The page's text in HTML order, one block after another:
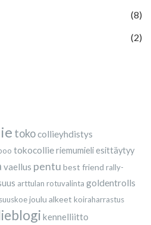
(8)
(2)
tokocollieyhdistys
tokocollieriemumieli esittäytyy
vaellus pentu best friend rally-
arttulan rotuvalinta goldentrolls
joulu alkeet koiraharrastus
kennelliitto